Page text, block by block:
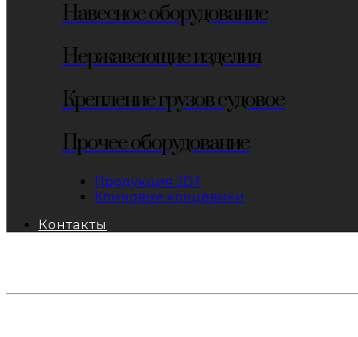
Навесное оборудование
Нержавеющие изделия
Крепление грузов судовое
Прочее оборудование
Продукция JDT
Клиновые концевики
Контакты